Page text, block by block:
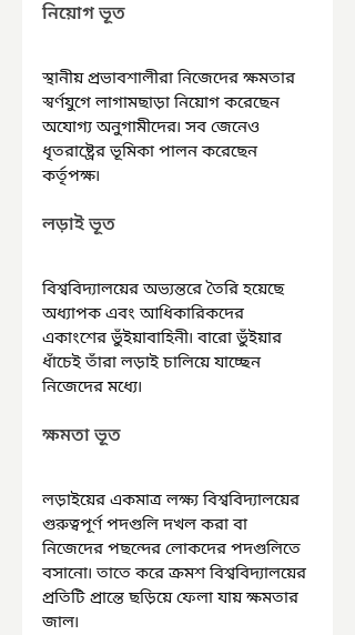
নিয়োগ ভূত
স্থানীয় প্রভাবশালীরা নিজেদের ক্ষমতার
স্বর্ণযুগে লাগামছাড়া নিয়োগ করেছেন
অযোগ্য অনুগামীদের৷ সব জেনেও
ধৃতরাষ্ট্রের ভূমিকা পালন করেছেন
কর্তৃপক্ষ৷
লড়াই ভূত
বিশ্ববিদ্যালয়ের অভ্যন্তরে তৈরি হয়েছে
অধ্যাপক এবং আধিকারিকদের
একাংশের ভুঁইয়াবাহিনী৷ বারো ভুঁইয়ার
ধাঁচেই তাঁরা লড়াই চালিয়ে যাচ্ছেন
নিজেদের মধ্যে৷
ক্ষমতা ভূত
লড়াইয়ের একমাত্র লক্ষ্য বিশ্ববিদ্যালয়ের
গুরুত্বপূর্ণ পদগুলি দখল করা বা
নিজেদের পছন্দের লোকদের পদগুলিতে
বসানো৷ তাতে করে ক্রমশ বিশ্ববিদ্যালয়ের
প্রতিটি প্রান্তে ছড়িয়ে ফেলা যায় ক্ষমতার
জাল৷